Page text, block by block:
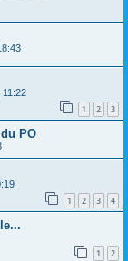
11:22
1 2 3
PO
1 2 3 4
1 2